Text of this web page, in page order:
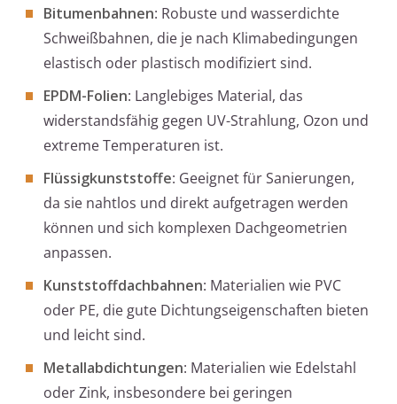
Bitumenbahnen: Robuste und wasserdichte
Schweißbahnen, die je nach Klimabedingungen
elastisch oder plastisch modifiziert sind.
EPDM-Folien: Langlebiges Material, das
widerstandsfähig gegen UV-Strahlung, Ozon und
extreme Temperaturen ist.
Flüssigkunststoffe: Geeignet für Sanierungen,
da sie nahtlos und direkt aufgetragen werden
können und sich komplexen Dachgeometrien
anpassen.
Kunststoffdachbahnen: Materialien wie PVC
oder PE, die gute Dichtungseigenschaften bieten
und leicht sind.
Metallabdichtungen: Materialien wie Edelstahl
oder Zink, insbesondere bei geringen